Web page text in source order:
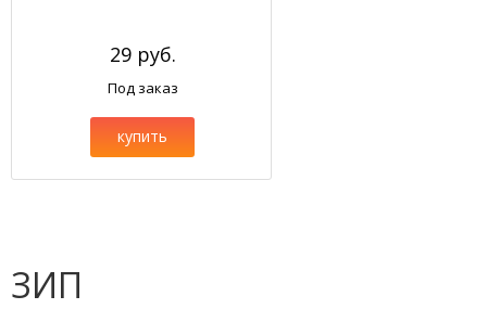
29 руб.
Под заказ
купить
ЗИП